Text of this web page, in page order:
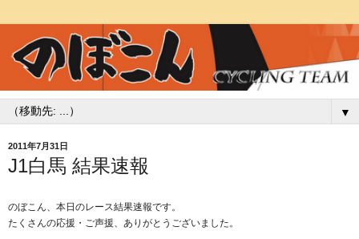
▼
2011年7月31日
J1白馬 結果速報
のぼこん、本日のレース結果速報です。
たくさんの応援・ご声援、ありがとうございました。